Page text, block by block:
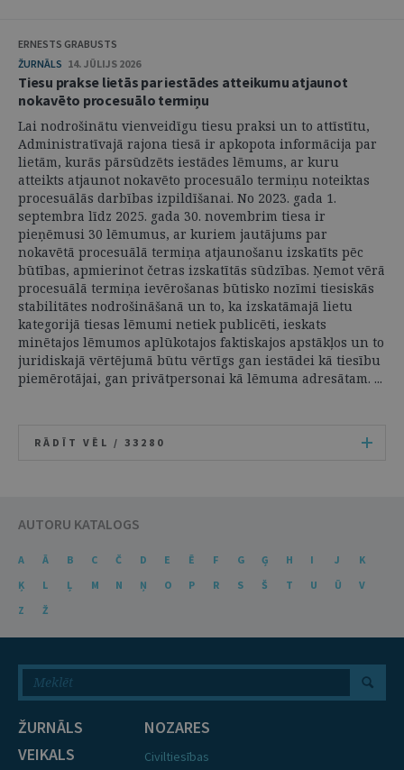
ERNESTS GRABUSTS
ŽURNĀLS 14. JŪLIJS 2026
Tiesu prakse lietās par iestādes atteikumu atjaunot
nokavēto procesuālo termiņu
Lai nodrošinātu vienveidīgu tiesu praksi un to attīstītu,
Administratīvajā rajona tiesā ir apkopota informācija par
lietām, kurās pārsūdzēts iestādes lēmums, ar kuru
atteikts atjaunot nokavēto procesuālo termiņu noteiktas
procesuālās darbības izpildīšanai. No 2023. gada 1.
septembra līdz 2025. gada 30. novembrim tiesa ir
pieņēmusi 30 lēmumus, ar kuriem jautājums par
nokavētā procesuālā termiņa atjaunošanu izskatīts pēc
būtības, apmierinot četras izskatītās sūdzības. Ņemot vērā
procesuālā termiņa ievērošanas būtisko nozīmi tiesiskās
stabilitātes nodrošināšanā un to, ka izskatāmajā lietu
kategorijā tiesas lēmumi netiek publicēti, ieskats
minētajos lēmumos aplūkotajos faktiskajos apstākļos un to
juridiskajā vērtējumā būtu vērtīgs gan iestādei kā tiesību
piemērotājai, gan privātpersonai kā lēmuma adresātam. ...
RĀDĪT VĒL / 33280
AUTORU KATALOGS
A Ā B C Č D E Ē F G Ģ H I J
K
Ķ
L Ļ M N Ņ O P R S Š T U Ū
V
Z
Ž
ŽURNĀLS
VEIKALS
NOZARES
Civiltiesības